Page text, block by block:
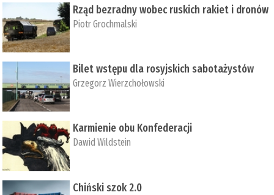
Rząd bezradny wobec ruskich rakiet i dronów
Piotr Grochmalski
Bilet wstępu dla rosyjskich sabotażystów
Grzegorz Wierzchołowski
Karmienie obu Konfederacji
Dawid Wildstein
Chiński szok 2.0